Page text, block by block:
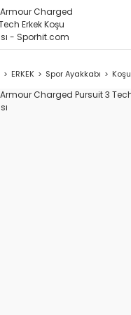
ERKEK Spor Ayakkabı Koşu